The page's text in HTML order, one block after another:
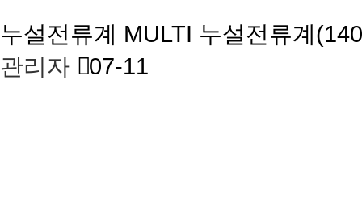
누설전류계 MULTI 누설전류계
관리자 07-11